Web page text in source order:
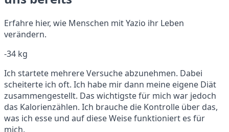
Erfahre hier, wie Menschen mit Yazio ihr Leben
verändern.
-34 kg
Ich startete mehrere Versuche abzunehmen. Dabei
scheiterte ich oft. Ich habe mir dann meine eigene Diät
zusammengestellt. Das wichtigste für mich war jedoch
das Kalorienzählen. Ich brauche die Kontrolle über das,
was ich esse und auf diese Weise funktioniert es für
mich.